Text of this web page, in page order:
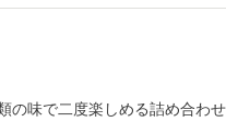
の味で二度楽しめる詰め合わせ